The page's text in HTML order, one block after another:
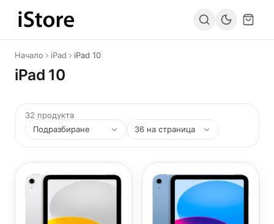
Към съдържанието
Начало iPad iPad 10
iPad 10
32 продукта